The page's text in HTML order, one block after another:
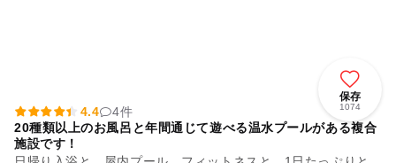
保存
1074
4.4
4件
20種類以上のお風呂と年間通じて遊べる温水プールがある複合
施設です！